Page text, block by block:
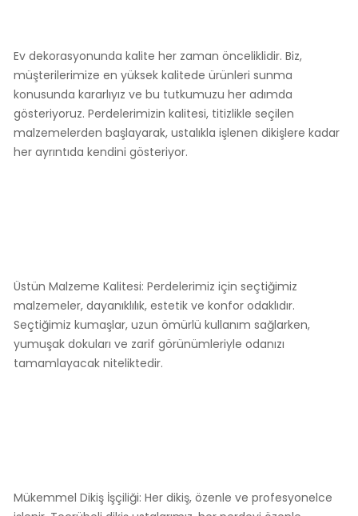
Ev dekorasyonunda kalite her zaman önceliklidir. Biz,
müşterilerimize en yüksek kalitede ürünleri sunma
konusunda kararlıyız ve bu tutkumuzu her adımda
gösteriyoruz. Perdelerimizin kalitesi, titizlikle seçilen
malzemelerden başlayarak, ustalıkla işlenen dikişlere kadar
her ayrıntıda kendini gösteriyor.
Üstün Malzeme Kalitesi: Perdelerimiz için seçtiğimiz
malzemeler, dayanıklılık, estetik ve konfor odaklıdır.
Seçtiğimiz kumaşlar, uzun ömürlü kullanım sağlarken,
yumuşak dokuları ve zarif görünümleriyle odanızı
tamamlayacak niteliktedir.
Mükemmel Dikiş İşçiliği: Her dikiş, özenle ve profesyonelce